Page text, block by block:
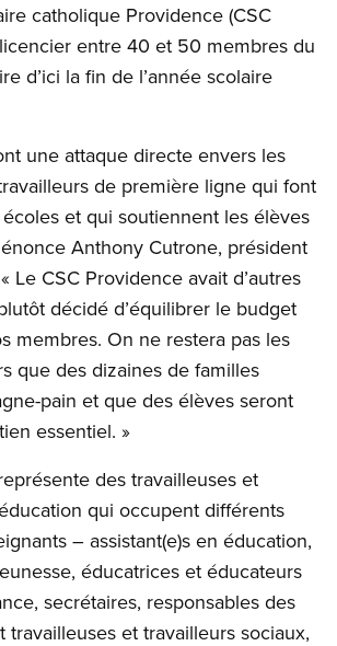
catholique Providence (CSC
entre 40 et 50 membres du
d’ici la fin de l’année scolaire
une attaque directe envers les
de première ligne qui font
et qui soutiennent les élèves
Anthony Cutrone, président
Le CSC Providence avait d’autres
décidé d’équilibrer le budget
membres. On ne restera pas les
que des dizaines de familles
pain et que des élèves seront
essentiel. »
des travailleuses et
qui occupent différents
– assistant(e)s en éducation,
éducatrices et éducateurs
secrétaires, responsables des
travailleuses et travailleurs sociaux,